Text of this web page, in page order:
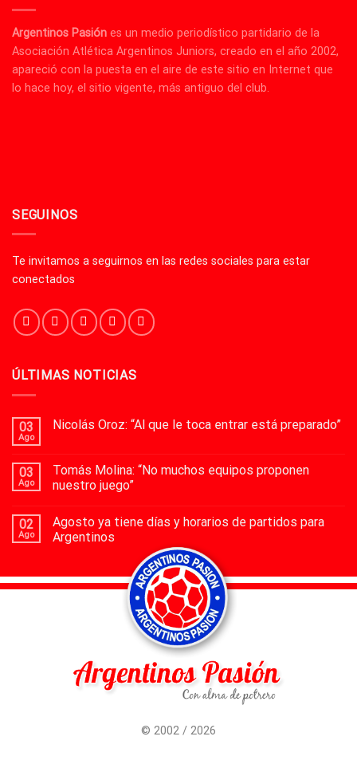
Argentinos Pasión es un medio periodístico partidario de la
Asociación Atlética Argentinos Juniors, creado en el año 2002,
apareció con la puesta en el aire de este sitio en Internet que
lo hace hoy, el sitio vigente, más antiguo del club.
SEGUINOS
Te invitamos a seguirnos en las redes sociales para estar
conectados
ÚLTIMAS NOTICIAS
03
Ago
Nicolás Oroz: “Al que le toca entrar está preparado”
03
Ago
Tomás Molina: “No muchos equipos proponen
nuestro juego”
02
Ago
Agosto ya tiene días y horarios de partidos para
Argentinos
© 2002 / 2026